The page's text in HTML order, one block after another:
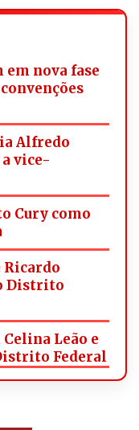
em nova fase
Alfredo
vice-
Cury como
Ricardo
Distrito
Leão e
Federal